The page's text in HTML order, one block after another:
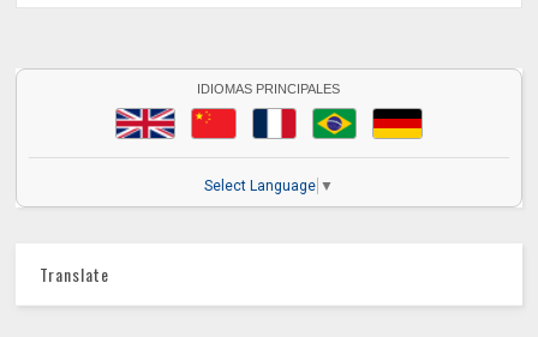
IDIOMAS PRINCIPALES
Select Language ▼
Translate